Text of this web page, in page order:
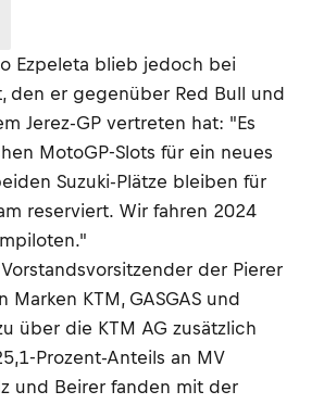
Ezpeleta blieb jedoch bei
den er gegenüber Red Bull und
Jerez-GP vertreten hat: "Es
MotoGP-Slots für ein neues
Suzuki-Plätze bleiben für
reserviert. Wir fahren 2024
der Pierer
KTM, GASGAS und
über die KTM AG zusätzlich
Prozent-Anteils an MV
und Beirer fanden mit der